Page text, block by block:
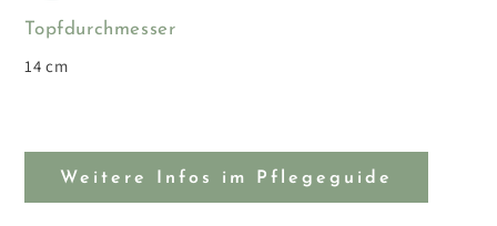
Topfdurchmesser
14 cm
Weitere Infos im Pflegeguide